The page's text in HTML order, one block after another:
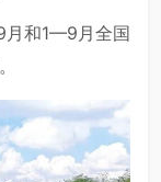
月和1—9月全国